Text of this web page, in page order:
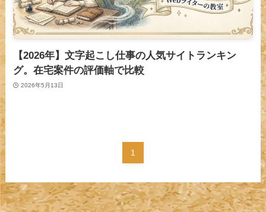
【2026年】文字起こし仕事の人気サイトランキン
グ。在宅案件の評価軸で比較
2026年5月13日
1